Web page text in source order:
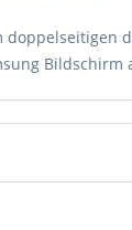
doppelseitigen
Bildschirm